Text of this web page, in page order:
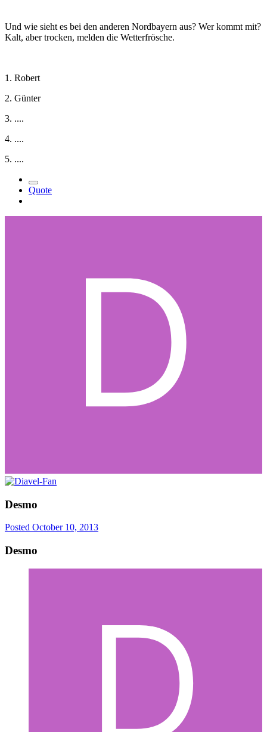
Und wie sieht es bei den anderen Nordbayern aus? Wer kommt mit?
Kalt, aber trocken, melden die Wetterfrösche.
1. Robert
2. Günter
3. ....
4. ....
5. ....
Quote
Desmo
Posted October 10, 2013
Desmo